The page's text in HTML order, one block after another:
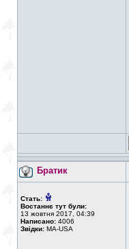
Братик
Стать:
Востаннє тут були:
13 жовтня 2017, 04:39
Написано: 4006
Звідки: MA-USA